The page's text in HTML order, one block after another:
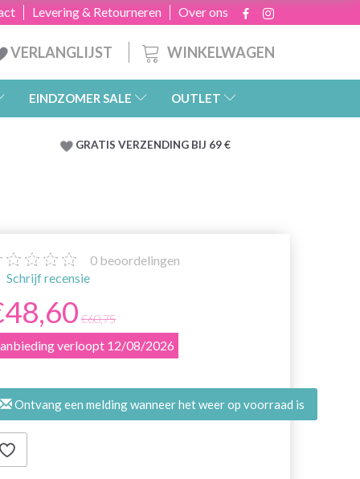
Over ons
Levering & Retourneren
WINKELWAGEN
VERLANGLIJST
EINDZOMER SALE OUTLET
GRATIS VERZENDING BIJ 69 €
0 beoordelingen
Schrijf recensie
€60,75
verloopt 12/08/2026
Ontvang een melding wanneer het weer op voorraad is